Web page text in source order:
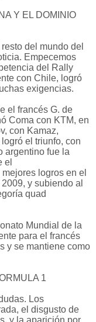
Y EL DOMINIO
del mundo del
Empecemos
del Rally
con Chile, logró
exigencias.
el francés G. de
Coma con KTM, en
con Kamaz,
el triunfo, con
argentino fue la
el
logros en el
y subiendo al
quad
Mundial de la
para el francés
y se mantiene como
1
Los
el disgusto de